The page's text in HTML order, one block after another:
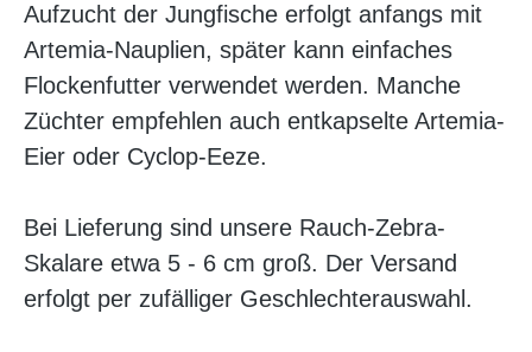
Aufzucht der Jungfische erfolgt anfangs mit
Artemia-Nauplien, später kann einfaches
Flockenfutter verwendet werden. Manche
Züchter empfehlen auch entkapselte Artemia-
Eier oder Cyclop-Eeze.
Bei Lieferung sind unsere Rauch-Zebra-
Skalare etwa 5 - 6 cm groß. Der Versand
erfolgt per zufälliger Geschlechterauswahl.